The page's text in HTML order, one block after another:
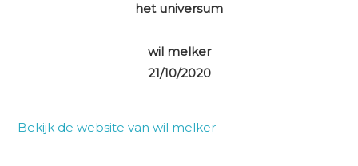
het universum
wil melker
21/10/2020
Bekijk de website van wil melker